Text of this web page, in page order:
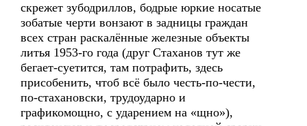
скрежет зубодриллов, бодрые юркие носатые
зобатые черти вонзают в задницы граждан
всех стран раскалённые железные объекты
литья 1953-го года (друг Стаханов тут же
бегает-суетится, там потрафить, здесь
присобенить, чтоб всё было честь-по-чести,
по-стахановски, трудоударно и
графикомощно, с ударением на «щно»),